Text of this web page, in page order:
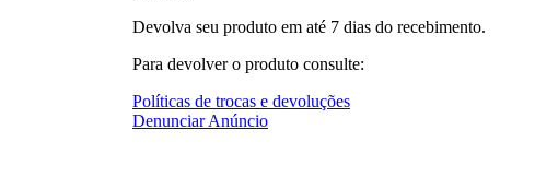
Devolva seu produto em até 7 dias do recebimento.
Para devolver o produto consulte:
Políticas de trocas e devoluções
Denunciar Anúncio